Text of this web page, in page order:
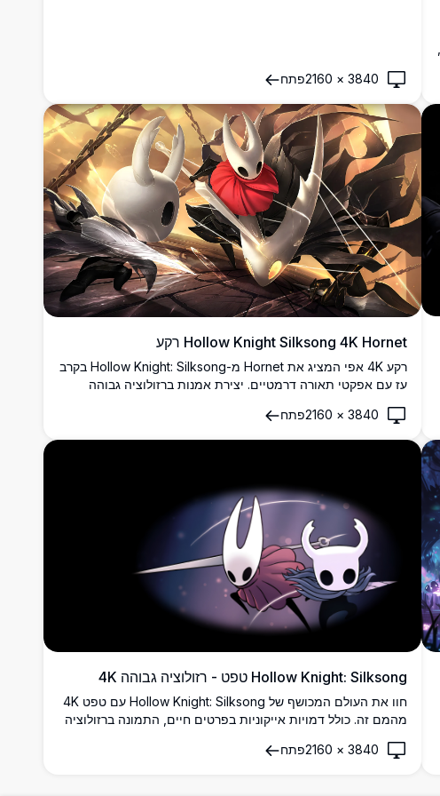
3840
×
2160פתח
Hollow Knight Silksong 4K Hornet רקע
רקע 4K אפי המציג את Hornet מ-Hollow Knight: Silksong בקרב
עז עם אפקטי תאורה דרמטיים. יצירת אמנות ברזולוציה גבוהה
אטמוספריים זהובים, מושלם לתצוגות שולחן עבודה גיימינג.
3840
×
2160פתח
Hollow Knight: Silksong טפט - רזולוציה גבוהה 4K
חוו את העולם המכושף של Hollow Knight: Silksong עם טפט 4K
מהמם זה. כולל דמויות אייקוניות בפרטים חיים, התמונה ברזולוציה
Hallownest לשולחן העבודה או למסך הנייד שלהם.
3840
×
2160פתח